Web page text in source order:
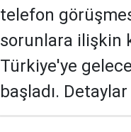
telefon
sorunlara ilişkin
Türkiye'ye
başladı.